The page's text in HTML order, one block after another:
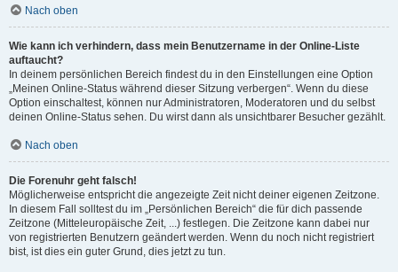
Nach oben
Wie kann ich verhindern, dass mein Benutzername in der Online-Liste
auftaucht?
In deinem persönlichen Bereich findest du in den Einstellungen eine Option
„Meinen Online-Status während dieser Sitzung verbergen“. Wenn du diese
Option einschaltest, können nur Administratoren, Moderatoren und du selbst
deinen Online-Status sehen. Du wirst dann als unsichtbarer Besucher gezählt.
Nach oben
Die Forenuhr geht falsch!
Möglicherweise entspricht die angezeigte Zeit nicht deiner eigenen Zeitzone.
In diesem Fall solltest du im „Persönlichen Bereich“ die für dich passende
Zeitzone (Mitteleuropäische Zeit, ...) festlegen. Die Zeitzone kann dabei nur
von registrierten Benutzern geändert werden. Wenn du noch nicht registriert
bist, ist dies ein guter Grund, dies jetzt zu tun.